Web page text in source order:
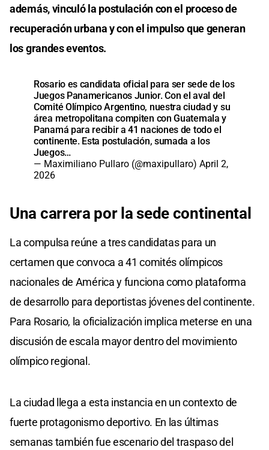
además, vinculó la postulación con el proceso de
recuperación urbana y con el impulso que generan
los grandes eventos.
Rosario es candidata oficial para ser sede de los
Juegos Panamericanos Junior. Con el aval del
Comité Olímpico Argentino, nuestra ciudad y su
área metropolitana compiten con Guatemala y
Panamá para recibir a 41 naciones de todo el
continente. Esta postulación, sumada a los
Juegos…
— Maximiliano Pullaro (@maxipullaro) April 2,
2026
Una carrera por la sede continental
La compulsa reúne a tres candidatas para un
certamen que convoca a 41 comités olímpicos
nacionales de América y funciona como plataforma
de desarrollo para deportistas jóvenes del continente.
Para Rosario, la oficialización implica meterse en una
discusión de escala mayor dentro del movimiento
olímpico regional.
La ciudad llega a esta instancia en un contexto de
fuerte protagonismo deportivo. En las últimas
semanas también fue escenario del traspaso del